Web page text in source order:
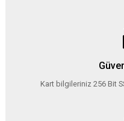
Kart bilgileriniz 256 Bit